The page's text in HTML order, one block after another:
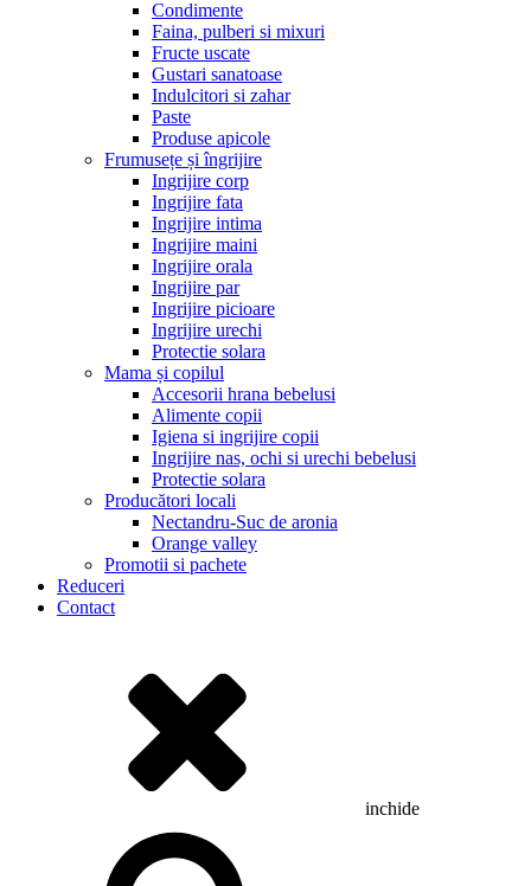
Condimente
Faina, pulberi si mixuri
Fructe uscate
Gustari sanatoase
Indulcitori si zahar
Paste
Produse apicole
Frumusețe și îngrijire
Ingrijire corp
Ingrijire fata
Ingrijire intima
Ingrijire maini
Ingrijire orala
Ingrijire par
Ingrijire picioare
Ingrijire urechi
Protectie solara
Mama și copilul
Accesorii hrana bebelusi
Alimente copii
Igiena si ingrijire copii
Ingrijire nas, ochi si urechi bebelusi
Protectie solara
Producători locali
Nectandru-Suc de aronia
Orange valley
Promotii si pachete
Reduceri
Contact
inchide